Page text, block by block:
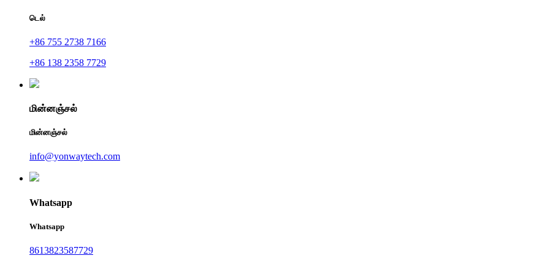
டெல்
+86 755 2738 7166
+86 138 2358 7729
மின்னஞ்சல்
மின்னஞ்சல்
info@yonwaytech.com
Whatsapp
Whatsapp
8613823587729